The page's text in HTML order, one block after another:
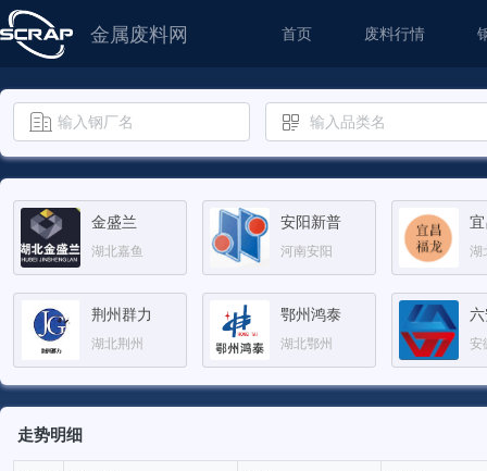
金属废料网 首页 废料行情
金盛兰
湖北嘉鱼
安阳新普
河南安阳 湖
荆州群力
湖北荆州
鄂州鸿泰
湖北鄂州 安
防城港广钢 青岛特钢
走势明细